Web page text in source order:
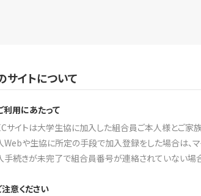
サイトについて
利用にあたって
サイトは大学生協に加入した組合員ご本人様とご家
Webや生協に所定の手段で加入登録をした場合は、マ
手続きが未完了で組合員番号が連絡されていない場合
意ください